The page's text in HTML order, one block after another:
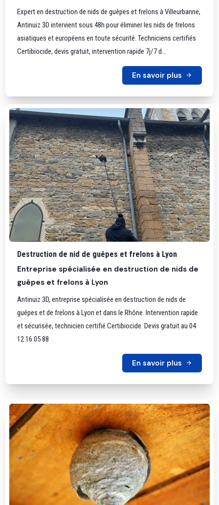
Expert en destruction de nids de guêpes et frelons à Villeurbanne,
Antinuiz 3D intervient sous 48h pour éliminer les nids de frelons
asiatiques et européens en toute sécurité. Techniciens certifiés
Certibiocide, devis gratuit, intervention rapide 7j/7 d...
En savoir plus
Destruction de nid de guêpes et frelons à Lyon
Entreprise spécialisée en destruction de nids de
guêpes et frelons à Lyon
Antinuiz 3D, entreprise spécialisée en destruction de nids de
guêpes et de frelons à Lyon et dans le Rhône. Intervention rapide
et sécurisée, technicien certifié Certibiocide. Devis gratuit au 04
12 16 05 88
En savoir plus